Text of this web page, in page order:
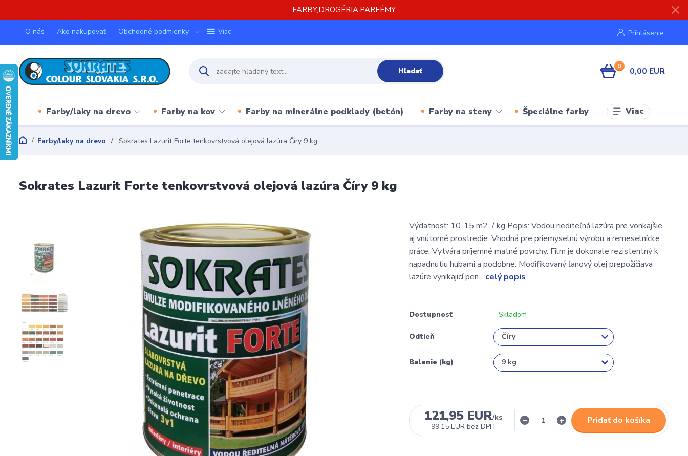
FARBY,DROGÉRIA,PARFÉMY
O nás Ako nakupovať Obchodné podmienky Viac Prihlásenie
Hľadať 0 0,00 EUR
Farby/laky na drevo Farby na kov Farby na minerálne podklady (betón) Farby na steny Špeciálne farby Viac
Farby/laky na drevo Sokrates Lazurit Forte tenkovrstvová olejová lazúra Číry 9 kg
Sokrates Lazurit Forte tenkovrstvová olejová lazúra Číry 9 kg
Výdatnosť: 10-15 m2 / kg Popis: Vodou riediteľná lazúra pre vonkajšie
aj vnútorné prostredie. Vhodná pre priemyselnú výrobu a remeselnícke
práce. Vytvára príjemné matné povrchy. Film je dokonale rezistentný k
napadnutiu hubami a podobne. Modifikovaný ľanový olej prepožičiava
lazúre vynikajicí pen... celý popis
Dostupnosť Skladom
Odtieň
Balenie (kg)
121,95 EUR/ks
99,15 EUR bez DPH
Pridať do košíka